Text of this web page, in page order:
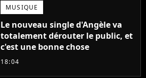
MUSIQUE
Le nouveau single d'Angèle va
totalement dérouter le public, et
c'est une bonne chose
18:04